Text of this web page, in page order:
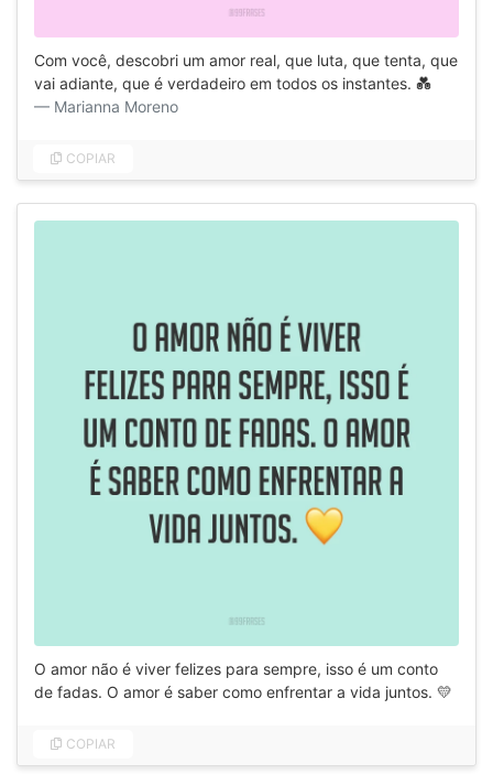
Com você, descobri um amor real, que luta, que tenta, que
vai adiante, que é verdadeiro em todos os instantes. 💑
Marianna Moreno
COPIAR
O amor não é viver felizes para sempre, isso é um conto
de fadas. O amor é saber como enfrentar a vida juntos. 💛
COPIAR